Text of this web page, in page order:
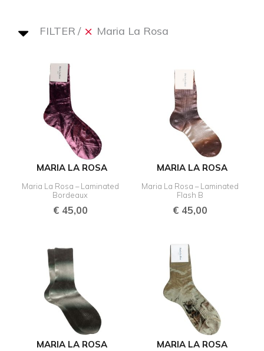
FILTER Maria La Rosa
MARIA LA ROSA
Maria La Rosa – Laminated
Bordeaux
€45,00
MARIA LA ROSA
Maria La Rosa – Laminated
Flash B
€ 45,00
MARIA LA ROSA MARIA LA ROSA